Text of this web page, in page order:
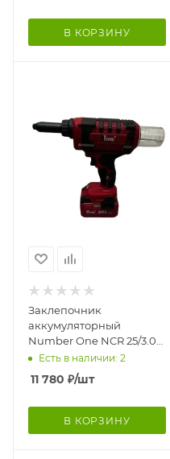
В КОРЗИНУ
Заклепочник
аккумуляторный
Number One NCR 25/3.0-
PROЕсть в наличии: 2
11 780 ₽/шт
В КОРЗИНУ